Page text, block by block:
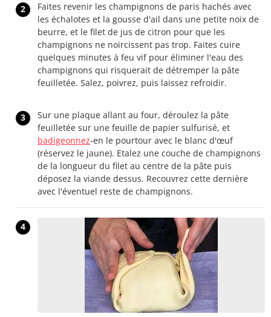
2
Faites revenir les champignons de paris hachés avec
les échalotes et la gousse d'ail dans une petite noix de
beurre, et le filet de jus de citron pour que les
champignons ne noircissent pas trop. Faites cuire
quelques minutes à feu vif pour éliminer l'eau des
champignons qui risquerait de détremper la pâte
feuilletée. Salez, poivrez, puis laissez refroidir.
3
Sur une plaque allant au four, déroulez la pâte
feuilletée sur une feuille de papier sulfurisé, et
badigeonnez-en le pourtour avec le blanc d'œuf
(réservez le jaune). Etalez une couche de champignons
de la longueur du filet au centre de la pâte puis
déposez la viande dessus. Recouvrez cette dernière
avec l'éventuel reste de champignons.
4